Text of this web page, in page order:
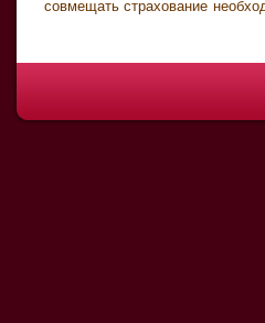
совмещать страхование